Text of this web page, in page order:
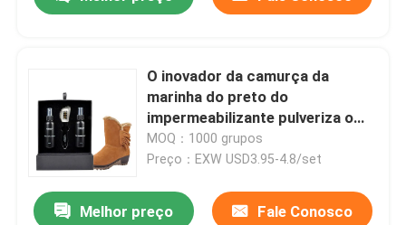
O inovador da camurça da
marinha do preto do
impermeabilizante pulveriza o
ODM remove eficazmente a
sujeira
MOQ：1000 grupos
Preço：EXW USD3.95-4.8/set
Melhor preço Fale Conosco